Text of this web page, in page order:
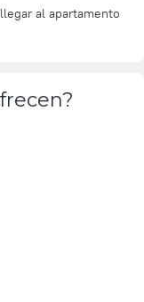
al apartamento